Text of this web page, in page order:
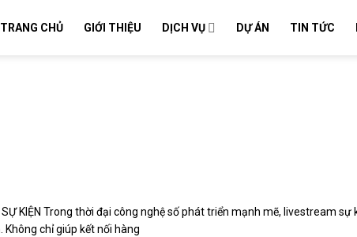
TRANG CHỦ GIỚI THIỆU DỊCH VỤ DỰ ÁN TIN TỨC
SỰ KIỆN Trong thời đại công nghệ số phát triển mạnh mẽ, livestream sự
chỉ giúp kết nối hàng